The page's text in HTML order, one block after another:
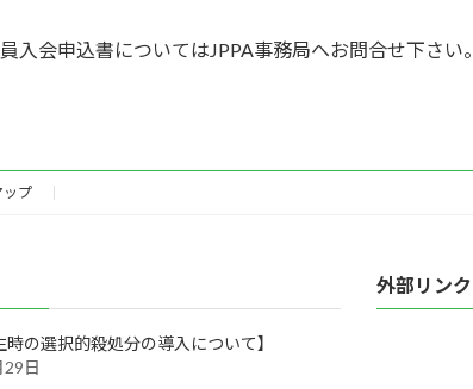
入会申込書についてはJPPA事務局へお問合せ下さい。
ップ
時の選択的殺処分の導入について】
日
外部リンク